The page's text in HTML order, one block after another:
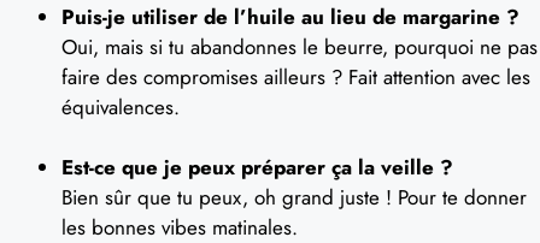
Puis-je utiliser de l’huile au lieu de margarine ?
Oui, mais si tu abandonnes le beurre, pourquoi ne pas
faire des compromises ailleurs ? Fait attention avec les
équivalences.
Est-ce que je peux préparer ça la veille ?
Bien sûr que tu peux, oh grand juste ! Pour te donner
les bonnes vibes matinales.